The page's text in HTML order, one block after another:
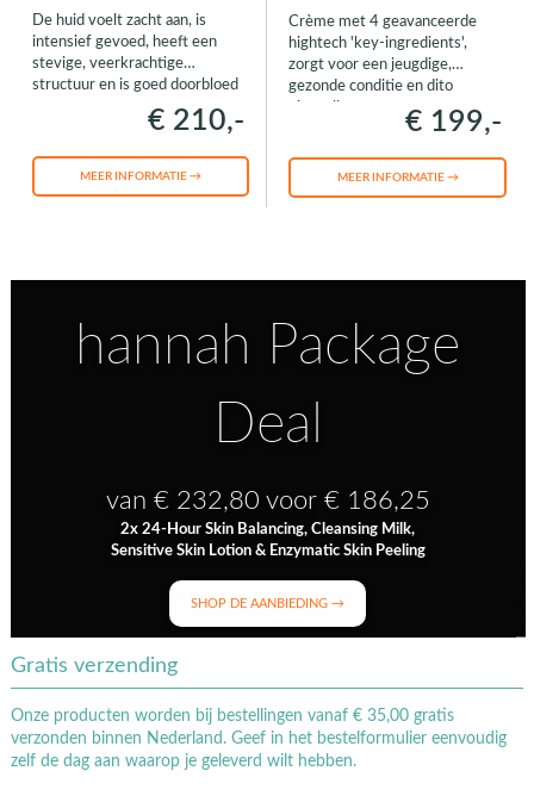
De huid voelt zacht aan, is
intensief gevoed, heeft een
stevige, veerkrachtige
structuur en is goed doorbloed
€ 210,-
MEER INFORMATIE →
Crème met 4 geavanceerde
hightech 'key-ingredients',
zorgt voor een jeugdige,
gezonde conditie en dito
€ 199,-
MEER INFORMATIE →
hannah Package
Deal
van € 232,80 voor € 186,25
2x 24-Hour Skin Balancing, Cleansing Milk,
Sensitive Skin Lotion & Enzymatic Skin Peeling
SHOP DE AANBIEDING →
Gratis verzending
Onze producten worden bij bestellingen vanaf € 35,00 gratis
verzonden binnen Nederland. Geef in het bestelformulier eenvoudig
zelf de dag aan waarop je geleverd wilt hebben.